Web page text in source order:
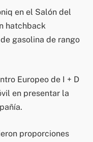
en el Salón del
hatchback
gasolina de rango
Europeo de I + D
en presentar la
proporciones